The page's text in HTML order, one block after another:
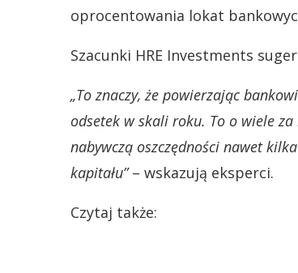
oprocentowania lokat
Szacunki HRE Investments
„To znaczy, że powierzając
odsetek w skali roku. To o wiele za
nabywczą oszczędności nawet
kapitału”– wskazują eksperci.
Czytaj także: